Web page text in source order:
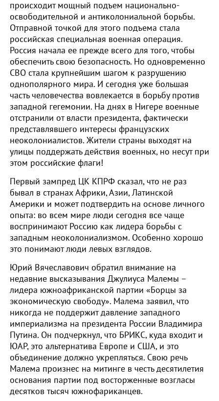
происходит мощный подъем национально-
освободительной и антиколониальной борьбы.
Отправной точкой для этого подъема стала
российская специальная военная операция.
Россия начала ее прежде всего для того, чтобы
обеспечить свою безопасность. Но одновременно
СВО стала крупнейшим шагом к разрушению
однополярного мира. И сегодня уже большая
часть человечества вовлекается в борьбу против
западной гегемонии. На днях в Нигере военные
отстранили от власти президента, фактически
представлявшего интересы французских
неоколониалистов. Жители страны выходят на
улицы поддержать действия военных, но несут при
этом российские флаги!
Первый зампред ЦК КПРФ сказал, что не раз
бывал в странах Африки, Азии, Латинской
Америки и может подтвердить на основе личного
опыта: во всем мире люди сегодня все чаще
воспринимают Россию как лидера борьбы с
западным неоколониализмом. Особенно хорошо
это понимают люди левых взглядов.
Юрий Вячеславович обратил внимание на
недавние высказывания Джулиуса Малемы –
лидера южноафриканской партии «Борцы за
экономическую свободу». Малема заявил, что
никогда не поддержит давление западного
империализма на президента России Владимира
Путина. Он подчеркнул, что БРИКС, куда входит и
ЮАР, это альтернатива Европе и США, и это
объединение должно укрепляться. Свою речь
Малема произнес на митинге в честь десятилетия
основания партии под восторженные возгласы
десятков тысяч южнофариканцев.